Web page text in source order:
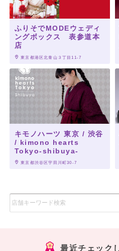
ふりそでMODEウェディ
ングボックス 表参道本
店
東京都港区北青山３丁目11-7
キモノハーツ 東京 / 渋谷
/ kimono hearts
Tokyo-shibuya-
東京都渋谷区宇田川町30-7
最近チェック